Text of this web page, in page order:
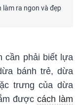
làm ra ngon và đẹp
cần phải biết lựa
bánh trẻ, dừa
trưng của dừa
được cách làm